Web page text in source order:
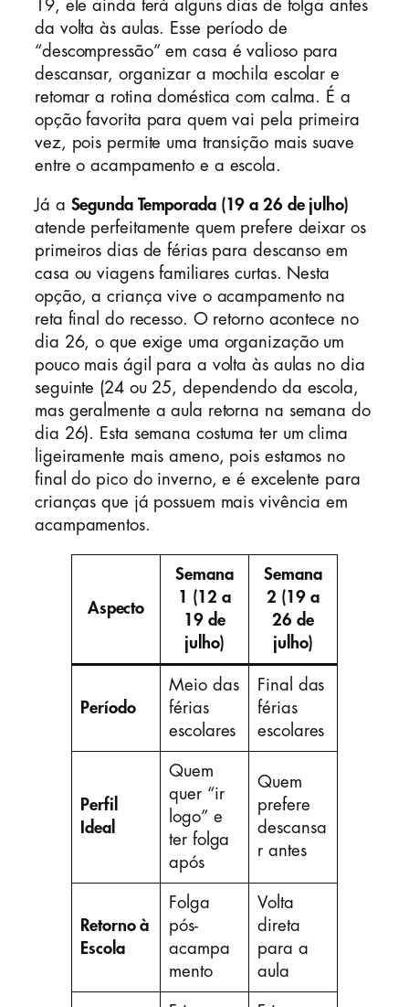
19, ele ainda terá alguns dias de folga antes
da volta às aulas. Esse período de
“descompressão” em casa é valioso para
descansar, organizar a mochila escolar e
retomar a rotina doméstica com calma. É a
opção favorita para quem vai pela primeira
vez, pois permite uma transição mais suave
entre o acampamento e a escola.
Já a Segunda Temporada (19 a 26 de julho)
atende perfeitamente quem prefere deixar os
primeiros dias de férias para descanso em
casa ou viagens familiares curtas. Nesta
opção, a criança vive o acampamento na
reta final do recesso. O retorno acontece no
dia 26, o que exige uma organização um
pouco mais ágil para a volta às aulas no dia
seguinte (24 ou 25, dependendo da escola,
mas geralmente a aula retorna na semana do
dia 26). Esta semana costuma ter um clima
ligeiramente mais ameno, pois estamos no
final do pico do inverno, e é excelente para
crianças que já possuem mais vivência em
acampamentos.
Aspecto
Semana
1 (12 a
19 de
julho)
Semana
2 (19 a
26 de
julho)
Período
Meio das
férias
escolares
Final das
férias
escolares
Perfil
Ideal
Quem
quer “ir
logo” e
ter folga
após
Quem
prefere
descansa
r antes
Retorno à
Escola
Folga
pós-
acampa
mento
Volta
direta
para a
aula